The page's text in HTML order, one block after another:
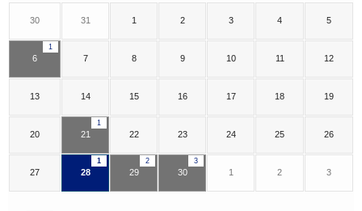
30 31 1 2 3 4 5
1
6 7 8 9 10 11 12
13 14 15 16 17 18 19
20
1
21 22 23 24 25 26
27
1
28
2
29
3
30 1 2 3